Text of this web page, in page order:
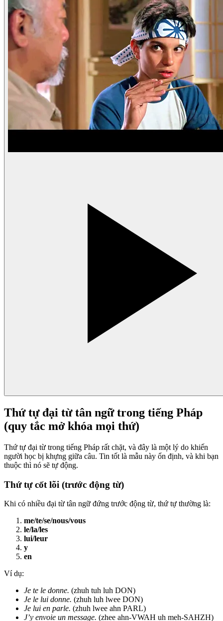
Thứ tự đại từ tân ngữ trong tiếng Pháp
(quy tắc mở khóa mọi thứ)
Thứ tự đại từ trong tiếng Pháp rất chặt, và đây là một lý do khiến
người học bị khựng giữa câu. Tin tốt là mẫu này ổn định, và khi bạn
thuộc thì nó sẽ tự động.
Thứ tự cốt lõi (trước động từ)
Khi có nhiều đại từ tân ngữ đứng trước động từ, thứ tự thường là:
me/te/se/nous/vous
le/la/les
lui/leur
y
en
Ví dụ:
Je te le donne. (zhuh tuh luh DON)
Je le lui donne. (zhuh luh lwee DON)
Je lui en parle. (zhuh lwee ahn PARL)
J’y envoie un message. (zhee ahn-VWAH uh meh-SAHZH)